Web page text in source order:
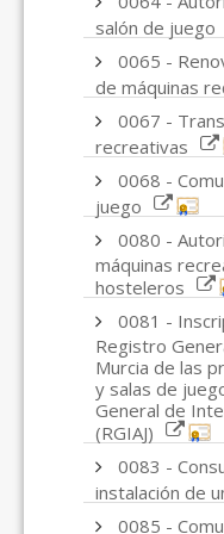
salón de juego
0065 -
de máquinas
0067 -
recreativas
0068 -
juego
0080 -
máquinas
hosteleros
0081 -
Registro
Murcia de las
y salas de
General de
(RGIAJ)
0083 -
instalación de
0085 -